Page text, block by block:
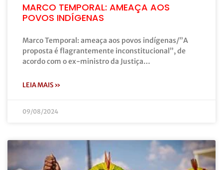
MARCO TEMPORAL: AMEAÇA AOS
POVOS INDÍGENAS
Marco Temporal: ameaça aos povos indígenas/”A
proposta é flagrantemente inconstitucional”, de
acordo com o ex-ministro da Justiça…
LEIA MAIS »
09/08/2024